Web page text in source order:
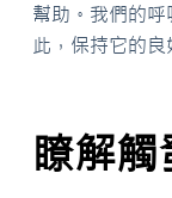
幫助。我們的
此，保持它的
瞭解